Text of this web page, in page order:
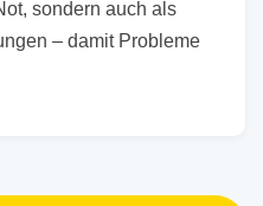
sondern auch als
– damit Probleme